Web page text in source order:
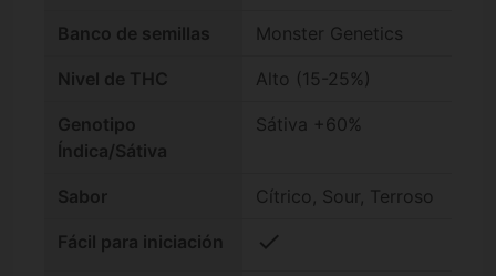
Banco de semillas Monster Genetics
Nivel de THC Alto (15-25%)
Genotipo
Índica/Sátiva
Sátiva +60%
Sabor Cítrico, Sour, Terroso
Fácil para iniciación check